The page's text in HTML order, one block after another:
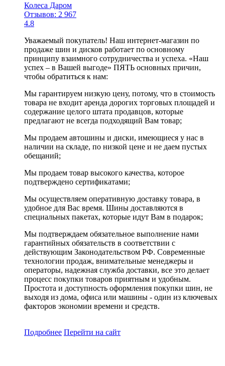
Колеса Даром
Отзывов: 2 967
4.8
Уважаемый покупатель! Наш интернет-магазин по
продаже шин и дисков работает по основному
принципу взаимного сотрудничества и успеха. «Наш
успех – в Вашей выгоде» ПЯТЬ основных причин,
чтобы обратиться к нам:
Мы гарантируем низкую цену, потому, что в стоимость
товара не входит аренда дорогих торговых площадей и
содержание целого штата продавцов, которые
предлагают не всегда подходящий Вам товар;
Мы продаем автошины и диски, имеющиеся у нас в
наличии на складе, по низкой цене и не даем пустых
обещаний;
Мы продаем товар высокого качества, которое
подтверждено сертификатами;
Мы осуществляем оперативную доставку товара, в
удобное для Вас время. Шины доставляются в
специальных пакетах, которые идут Вам в подарок;
Мы подтверждаем обязательное выполнение нами
гарантийных обязательств в соответствии с
действующим Законодательством РФ. Современные
технологии продаж, внимательные менеджеры и
операторы, надежная служба доставки, все это делает
процесс покупки товаров приятным и удобным.
Простота и доступность оформления покупки шин, не
выходя из дома, офиса или машины - один из ключевых
факторов экономии времени и средств.
Подробнее Перейти на сайт